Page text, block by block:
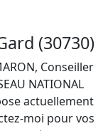
(30730)
Conseiller
NATIONAL
actuellement
moi pour vos